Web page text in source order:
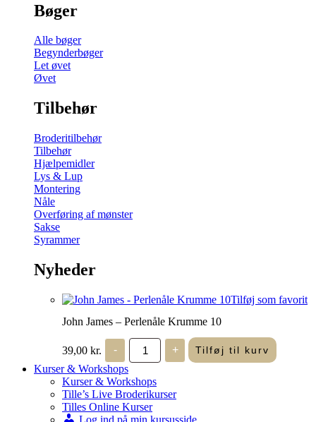
Bøger
Alle bøger
Begynderbøger
Let øvet
Øvet
Tilbehør
Broderitilbehør
Tilbehør
Hjælpemidler
Lys & Lup
Montering
Nåle
Overføring af mønster
Sakse
Syrammer
Nyheder
Tilføj som favorit
John James – Perlenåle Krumme 10
39,00 kr. -
John
James
-
Perlenåle
Krumme
10
antal
+ Tilføj til kurv
Kurser & Workshops
Kurser & Workshops
Tille’s Live Broderikurser
Tilles Online Kurser
Log ind på min kursusside